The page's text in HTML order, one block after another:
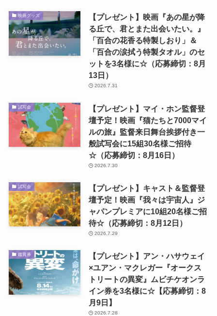
映画グッズ
【プレゼント】映画『あの星が降
る丘で、君とまた出会いたい。』
「百合の花香る特製しおり」＆
「百合の涙拭う特製タオル」のセ
ットを3名様に☆（応募締切：8月
13日）
2026.7.31
試写会
【プレゼント】マイ・ホン監督登
壇予定！映画『猫たちと7000マイ
ルの旅』監督来日舞台挨拶付き一
般試写会に15組30名様ご招待
☆（応募締切：8月16日）
2026.7.30
試写会
【プレゼント】キャスト＆監督登
壇予定！映画『我々は宇宙人』ジ
ャパンプレミアに10組20名様ご招
待☆（応募締切：8月12日）
2026.7.29
鑑賞券
【プレゼント】アン・ハサウェイ
×ユアン・マクレガー『オークス
トリートの異変』ムビチケオンラ
イン券を3名様に☆【応募締切：8
月9日】
2026.7.28